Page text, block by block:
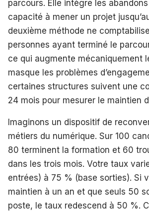
parcours. Elle intègre les
capacité à mener un projet
deuxième méthode ne
personnes ayant terminé le
ce qui augmente mécaniquement
masque les problèmes
certaines structures suivent une
24 mois pour mesurer le maintien
Imaginons un dispositif de
métiers du numérique. Sur 100
80 terminent la formation et 60
dans les trois mois. Votre taux
entrées) à 75 % (base sorties). Si
maintien à un an et que seuls 50
poste, le taux redescend à 50 %.